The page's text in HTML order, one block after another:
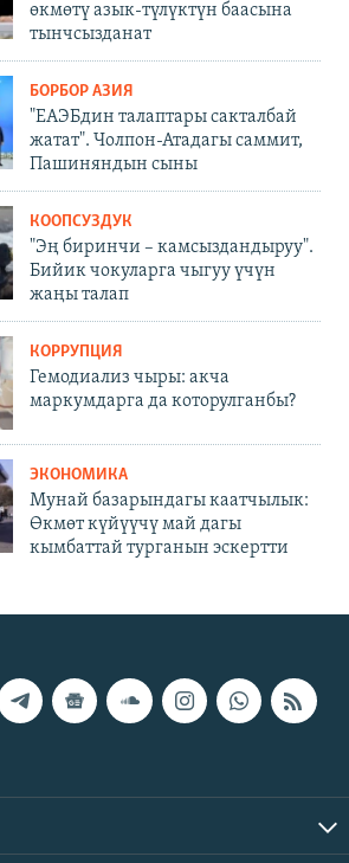
өкмөтү азык-түлүктүн баасына
тынчсызданат
БОРБОР АЗИЯ
"ЕАЭБдин талаптары сакталбай
жатат". Чолпон-Атадагы саммит,
Пашиняндын сыны
КООПСУЗДУК
"Эң биринчи – камсыздандыруу".
Бийик чокуларга чыгуу үчүн
жаңы талап
КОРРУПЦИЯ
Гемодиализ чыры: акча
маркумдарга да которулганбы?
ЭКОНОМИКА
Мунай базарындагы каатчылык:
Өкмөт күйүүчү май дагы
кымбаттай турганын эскертти